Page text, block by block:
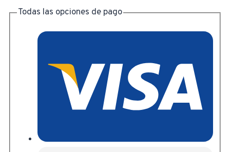
Completo
Todas las opciones de pago